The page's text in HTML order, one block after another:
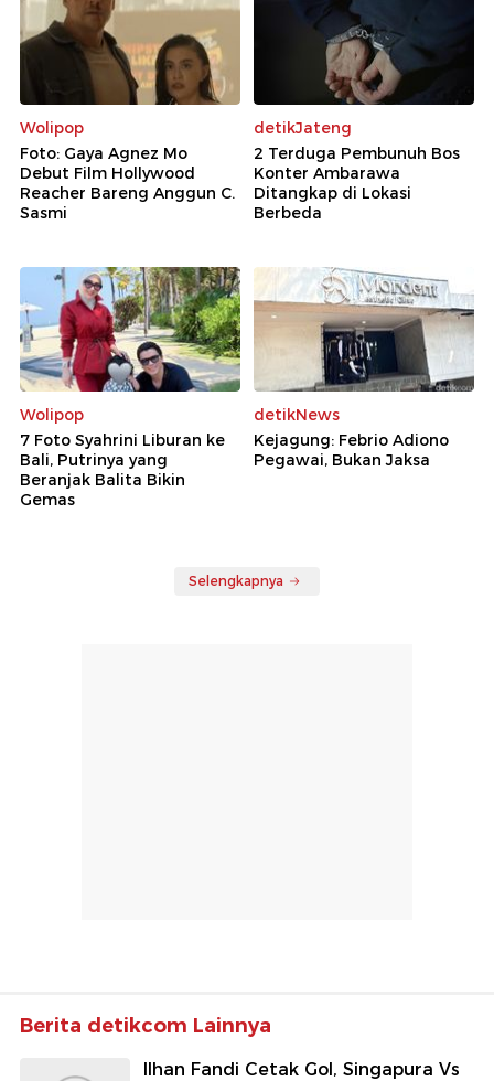
Wolipop
Foto: Gaya Agnez Mo
Debut Film Hollywood
Reacher Bareng Anggun C.
Sasmi
detikJateng
2 Terduga Pembunuh Bos
Konter Ambarawa
Ditangkap di Lokasi
Berbeda
Wolipop
7 Foto Syahrini Liburan ke
Bali, Putrinya yang
Beranjak Balita Bikin
Gemas
detikNews
Kejagung: Febrio Adiono
Pegawai, Bukan Jaksa
Selengkapnya
Berita detikcom Lainnya
Ilhan Fandi Cetak Gol, Singapura Vs